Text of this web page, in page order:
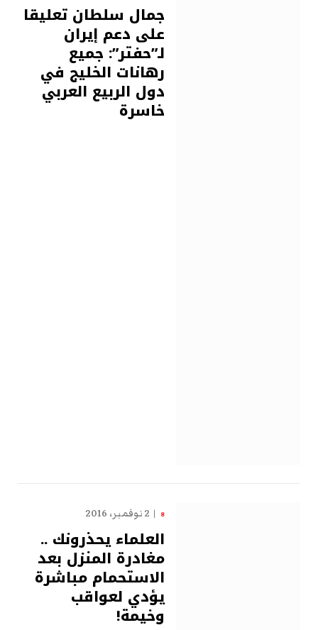
جمال سلطان تعليقا
على دعم إيران
لـ”حفتر”: جميع
رهانات الخليج في
دول الربيع العربي
خاسرة
8 2 نوفمبر، 2016
العلماء يحذرونك ..
مغادرة المنزل بعد
الاستحمام مباشرة
يؤدي لعواقب
وخيمة!